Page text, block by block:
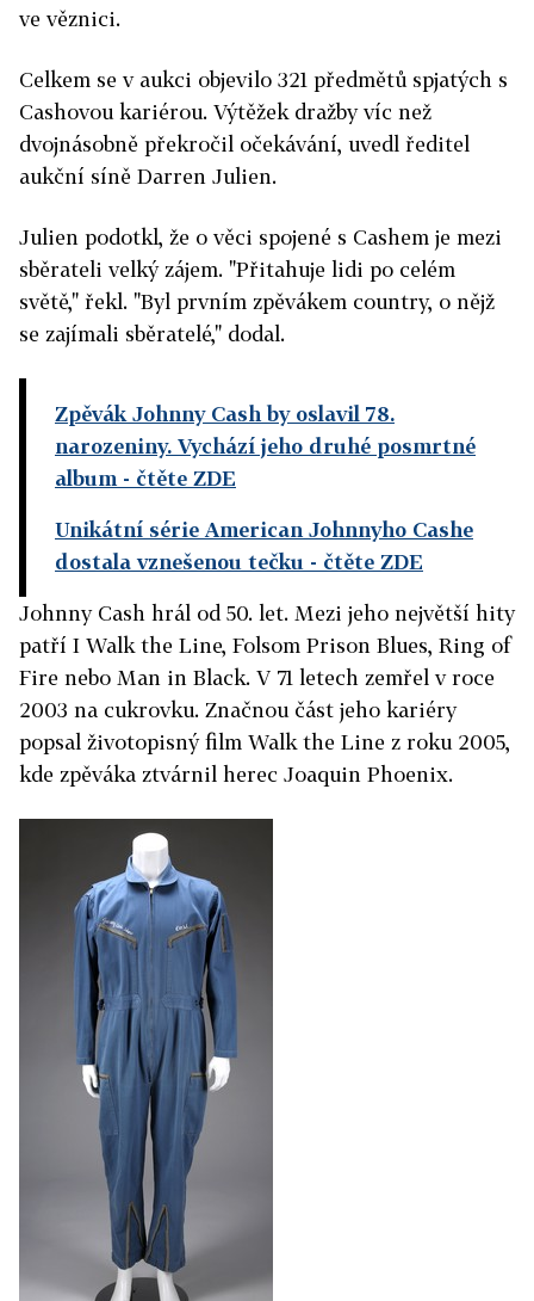
ve věznici.
Celkem se v aukci objevilo 321 předmětů spjatých s
Cashovou kariérou. Výtěžek dražby víc než
dvojnásobně překročil očekávání, uvedl ředitel
aukční síně Darren Julien.
Julien podotkl, že o věci spojené s Cashem je mezi
sběrateli velký zájem. "Přitahuje lidi po celém
světě," řekl. "Byl prvním zpěvákem country, o nějž
se zajímali sběratelé," dodal.
Zpěvák Johnny Cash by oslavil 78.
narozeniny. Vychází jeho druhé posmrtné
album - čtěte ZDE
Unikátní série American Johnnyho Cashe
dostala vznešenou tečku - čtěte ZDE
Johnny Cash hrál od 50. let. Mezi jeho největší hity
patří I Walk the Line, Folsom Prison Blues, Ring of
Fire nebo Man in Black. V 71 letech zemřel v roce
2003 na cukrovku. Značnou část jeho kariéry
popsal životopisný film Walk the Line z roku 2005,
kde zpěváka ztvárnil herec Joaquin Phoenix.